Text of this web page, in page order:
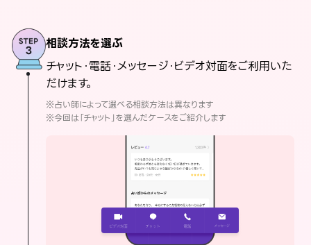
相談方法を選ぶ
チャット・電話・メッセージ・ビデオ対面をご利用いた
だけます。
※占い師によって選べる相談方法は異なります
※今回は「チャット」を選んだケースをご紹介します